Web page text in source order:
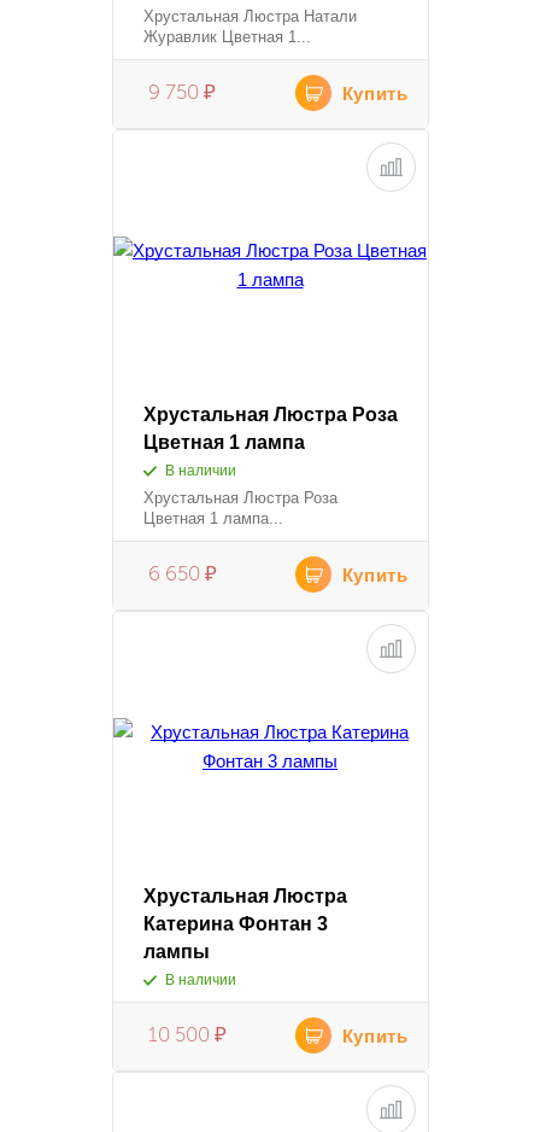
Хрустальная Люстра Натали
Журавлик Цветная 1...
9 750 ₽ Купить
Хрустальная Люстра Роза
Цветная 1 лампа
В наличии
Хрустальная Люстра Роза
Цветная 1 лампа...
6 650 ₽ Купить
Хрустальная Люстра
Катерина Фонтан 3
лампы
В наличии
10 500 ₽ Купить